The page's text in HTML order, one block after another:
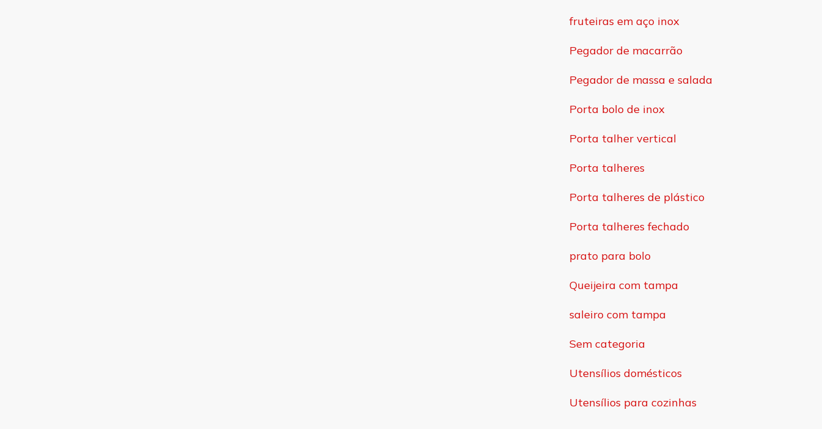
fruteiras em aço inox
Pegador de macarrão
Pegador de massa e salada
Porta bolo de inox
Porta talher vertical
Porta talheres
Porta talheres de plástico
Porta talheres fechado
prato para bolo
Queijeira com tampa
saleiro com tampa
Sem categoria
Utensílios domésticos
Utensílios para cozinhas